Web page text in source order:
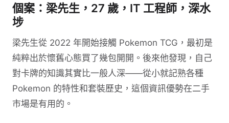
個案：梁先生，27 歲，IT 工程師，深水
埗
梁先生從 2022 年開始接觸 Pokemon TCG，最初是
純粹出於懷舊心態買了幾包開開。後來他發現，自己
對卡牌的知識其實比一般人深——從小就記熟各種
Pokemon 的特性和套裝歷史，這個資訊優勢在二手
市場是有用的。